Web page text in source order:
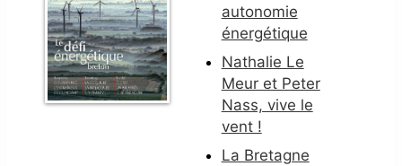
autonomie
énergétique
Nathalie Le
Meur et Peter
Nass, vive le
vent !
La Bretagne